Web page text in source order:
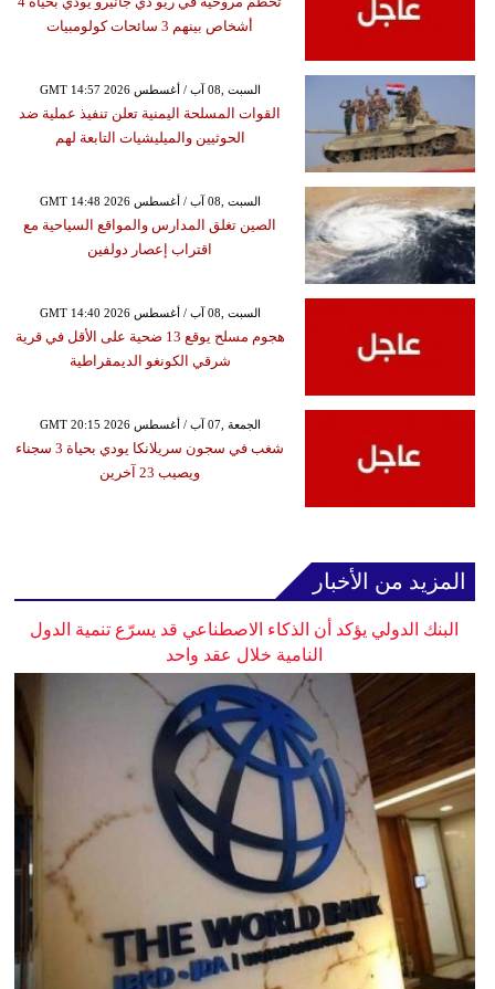
أشخاص بينهم 3 سائحات كولومبيات
GMT 14:57 2026 السبت ,08 آب / أغسطس
القوات المسلحة اليمنية تعلن تنفيذ عملية ضد
الحوثيين والميليشيات التابعة لهم
GMT 14:48 2026 السبت ,08 آب / أغسطس
الصين تغلق المدارس والمواقع السياحية مع
اقتراب إعصار دولفين
GMT 14:40 2026 السبت ,08 آب / أغسطس
هجوم مسلح يوقع 13 ضحية على الأقل في قرية
شرقي الكونغو الديمقراطية
GMT 20:15 2026 الجمعة ,07 آب / أغسطس
شغب في سجون سريلانكا يودي بحياة 3 سجناء
ويصيب 23 آخرين
المزيد من الأخبار
البنك الدولي يؤكد أن الذكاء الاصطناعي قد يسرّع تنمية الدول
النامية خلال عقد واحد